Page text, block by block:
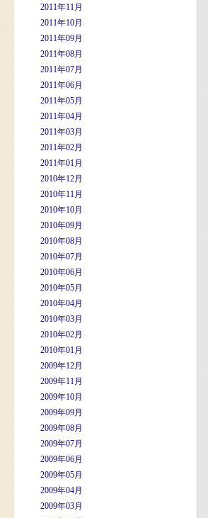
2011年11月
2011年10月
2011年09月
2011年08月
2011年07月
2011年06月
2011年05月
2011年04月
2011年03月
2011年02月
2011年01月
2010年12月
2010年11月
2010年10月
2010年09月
2010年08月
2010年07月
2010年06月
2010年05月
2010年04月
2010年03月
2010年02月
2010年01月
2009年12月
2009年11月
2009年10月
2009年09月
2009年08月
2009年07月
2009年06月
2009年05月
2009年04月
2009年03月